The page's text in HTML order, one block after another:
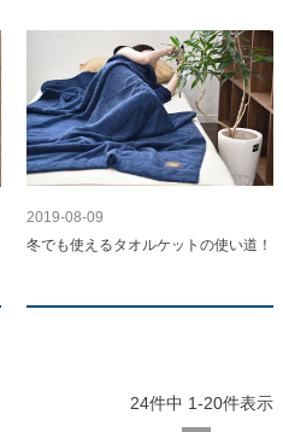
2019-08-09
冬でも使えるタオルケットの使い道！
24件中 1-20件表示